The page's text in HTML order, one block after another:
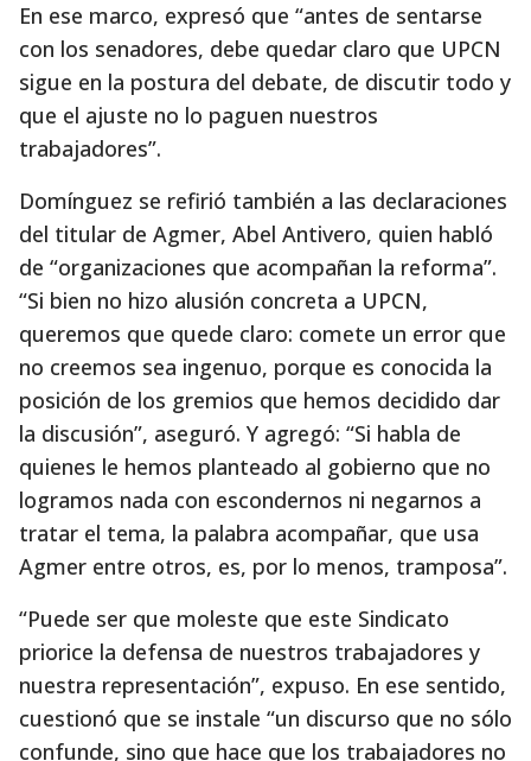
En ese marco, expresó que “antes de sentarse
con los senadores, debe quedar claro que UPCN
sigue en la postura del debate, de discutir todo y
que el ajuste no lo paguen nuestros
trabajadores”.
Domínguez se refirió también a las declaraciones
del titular de Agmer, Abel Antivero, quien habló
de “organizaciones que acompañan la reforma”.
“Si bien no hizo alusión concreta a UPCN,
queremos que quede claro: comete un error que
no creemos sea ingenuo, porque es conocida la
posición de los gremios que hemos decidido dar
la discusión”, aseguró. Y agregó: “Si habla de
quienes le hemos planteado al gobierno que no
logramos nada con escondernos ni negarnos a
tratar el tema, la palabra acompañar, que usa
Agmer entre otros, es, por lo menos, tramposa”.
“Puede ser que moleste que este Sindicato
priorice la defensa de nuestros trabajadores y
nuestra representación”, expuso. En ese sentido,
cuestionó que se instale “un discurso que no sólo
confunde, sino que hace que los trabajadores no